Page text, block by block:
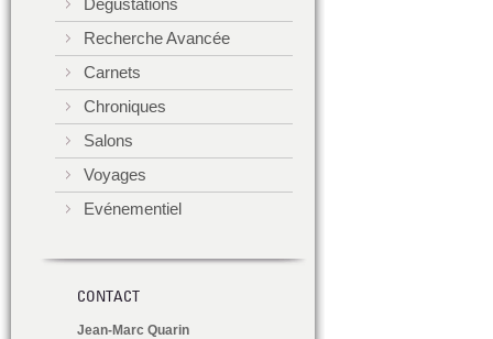
Dégustations
Recherche Avancée
Carnets
Chroniques
Salons
Voyages
Evénementiel
CONTACT
Jean-Marc Quarin